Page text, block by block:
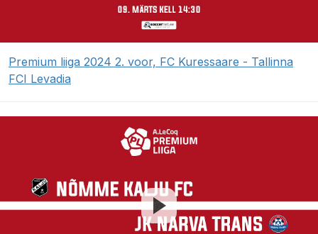
Premium liiga 2024 2. voor, FC Kuressaare - Tallinna
FCI Levadia